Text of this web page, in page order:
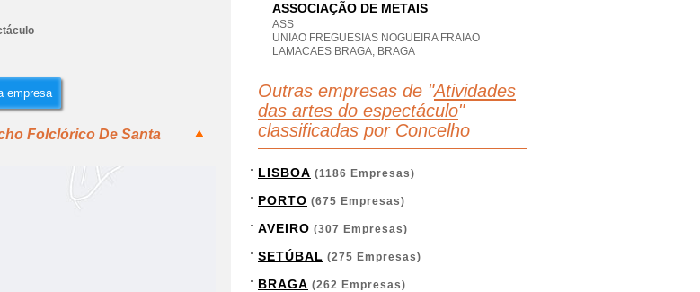
empresa
Folclórico De Santa
ASSOCIAÇÃO DE METAIS
ASS
UNIAO FREGUESIAS NOGUEIRA FRAIAO
LAMACAES BRAGA, BRAGA
Outras empresas de "Atividades
das artes do espectáculo"
classificadas por Concelho
LISBOA (1186 Empresas)
PORTO (675 Empresas)
AVEIRO (307 Empresas)
SETÚBAL (275 Empresas)
BRAGA (262 Empresas)